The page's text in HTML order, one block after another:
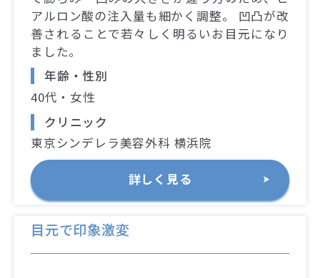
アルロン酸の注入量も細かく調整。 凹凸が改
善されることで若々しく明るいお目元になり
ました。
年齢・性別
40代・女性
クリニック
東京シンデレラ美容外科 横浜院
詳しく見る
目元で印象激変